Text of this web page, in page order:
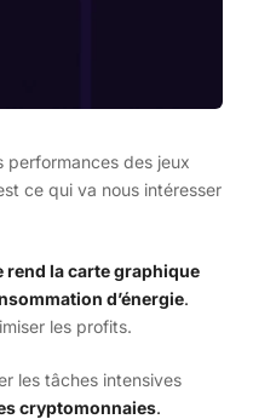
performances des jeux
ce qui va nous intéresser
rend la carte graphique
d’énergie.
les profits.
les tâches intensives
cryptomonnaies.